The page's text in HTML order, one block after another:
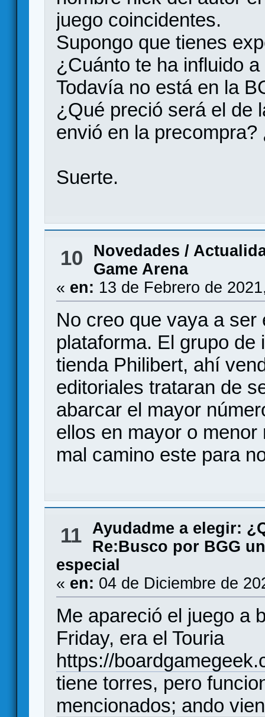
juego coincidentes.
Supongo que tienes
¿Cuánto te ha influido
Todavía no está en la
¿Qué preció será el de
envió en la
Suerte.
10
Novedades /
Game Arena
« en: 13 de Febrero de
No creo que vaya a
plataforma. El grupo
tienda Philibert, ahí
editoriales trataran de
abarcar el mayor
ellos en mayor o
mal camino este para
11
Ayudadme a elegir:
Re:Busco por BGG
especial
« en: 04 de Diciembre de
Me apareció el juego a
Friday, era el Touria
https://
tiene torres, pero
mencionados; ando